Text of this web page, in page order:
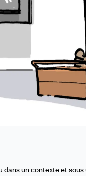
dans un contexte et